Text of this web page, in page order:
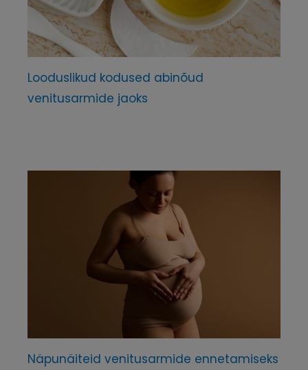
Looduslikud kodused abinõud
venitusarmide jaoks
Näpunäiteid venitusarmide ennetamiseks